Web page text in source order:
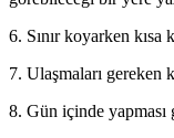
6. Sınır koyarken
7. Ulaşmaları gereken
8. Gün içinde yapması